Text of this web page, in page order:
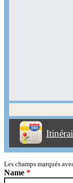
Éviter les
Éviter les
Partir! Reset
Les champs marqués
Name *